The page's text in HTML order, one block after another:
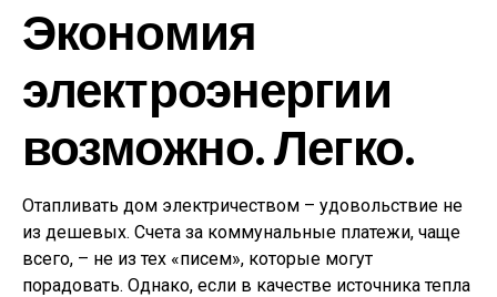
Экономия
электроэнергии
возможно. Легко.
Отапливать дом электричеством – удовольствие не
из дешевых. Счета за коммунальные платежи, чаще
всего, – не из тех «писем», которые могут
порадовать. Однако, если в качестве источника тепла